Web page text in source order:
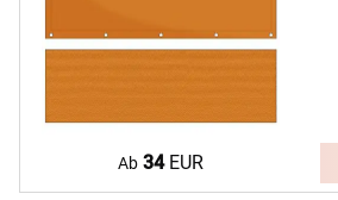
Ab 34EUR